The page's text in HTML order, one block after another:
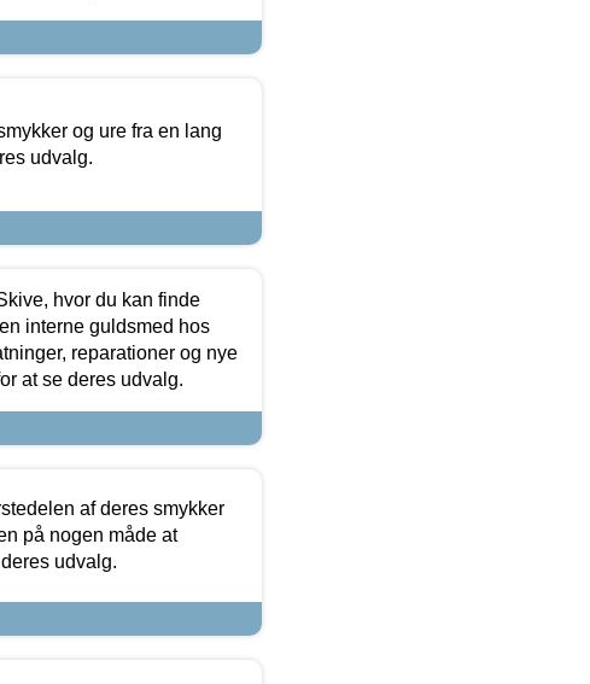
og ure fra en lang
udvalg.
hvor du kan finde
interne guldsmed hos
reparationer og nye
at se deres udvalg.
af deres smykker
på nogen måde at
udvalg.